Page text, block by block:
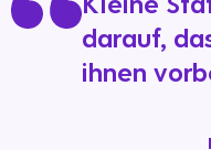
darauf,
ihnen